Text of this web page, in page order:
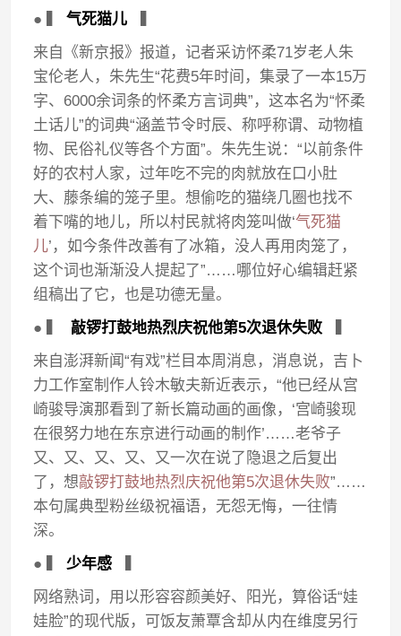
● ▍气死猫儿
来自《新京报》报道，记者采访怀柔71岁老人朱
宝伦老人，朱先生“花费5年时间，集录了一本15万
字、6000余词条的怀柔方言词典”，这本名为“怀柔
土话儿”的词典“涵盖节令时辰、称呼称谓、动物植
物、民俗礼仪等各个方面”。朱先生说：“以前条件
好的农村人家，过年吃不完的肉就放在口小肚
大、藤条编的笼子里。想偷吃的猫绕几圈也找不
着下嘴的地儿，所以村民就将肉笼叫做‘气死猫
儿’，如今条件改善有了冰箱，没人再用肉笼了，
这个词也渐渐没人提起了”……哪位好心编辑赶紧
组稿出了它，也是功德无量。
● ▍敲锣打鼓地热烈庆祝他第5次退休失败
来自澎湃新闻“有戏”栏目本周消息，消息说，吉卜
力工作室制作人铃木敏夫新近表示，“他已经从宫
崎骏导演那看到了新长篇动画的画像，‘宫崎骏现
在很努力地在东京进行动画的制作’……老爷子
又、又、又、又、又一次在说了隐退之后复出
了，想敲锣打鼓地热烈庆祝他第5次退休失败”……
本句属典型粉丝级祝福语，无怨无悔，一往情
深。
● ▍少年感
网络熟词，用以形容容颜美好、阳光，算俗话“娃
娃脸”的现代版，可饭友萧覃含却从内在维度另行